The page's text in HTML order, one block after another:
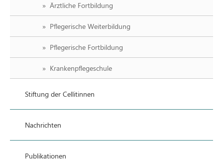
Ärztliche Fortbildung
Pflegerische Weiterbildung
Pflegerische Fortbildung
Krankenpflegeschule
Stiftung der Cellitinnen
Nachrichten
Publikationen